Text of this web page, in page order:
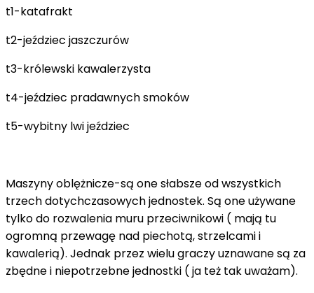
t1-katafrakt
t2-jeździec jaszczurów
t3-królewski kawalerzysta
t4-jeździec pradawnych smoków
t5-wybitny lwi jeździec
Maszyny oblężnicze-są one słabsze od wszystkich
trzech dotychczasowych jednostek. Są one używane
tylko do rozwalenia muru przeciwnikowi ( mają tu
ogromną przewagę nad piechotą, strzelcami i
kawalerią). Jednak przez wielu graczy uznawane są za
zbędne i niepotrzebne jednostki ( ja też tak uważam).